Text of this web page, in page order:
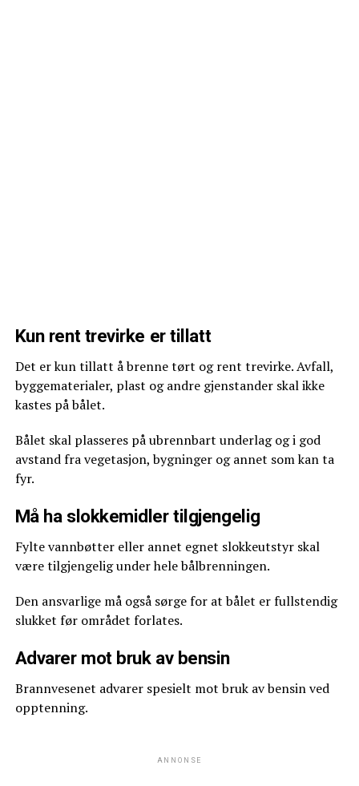
Kun rent trevirke er tillatt
Det er kun tillatt å brenne tørt og rent trevirke. Avfall,
byggematerialer, plast og andre gjenstander skal ikke
kastes på bålet.
Bålet skal plasseres på ubrennbart underlag og i god
avstand fra vegetasjon, bygninger og annet som kan ta
fyr.
Må ha slokkemidler tilgjengelig
Fylte vannbøtter eller annet egnet slokkeutstyr skal
være tilgjengelig under hele bålbrenningen.
Den ansvarlige må også sørge for at bålet er fullstendig
slukket før området forlates.
Advarer mot bruk av bensin
Brannvesenet advarer spesielt mot bruk av bensin ved
opptenning.
ANNONSE